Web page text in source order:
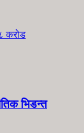
करोड
भिडन्त